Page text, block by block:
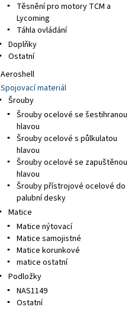
Těsnění pro motory TCM a
Lycoming
Táhla ovládání
Doplňky
Ostatní
Aeroshell
Spojovací materiál
Šrouby
Šrouby ocelové se šestihranou
hlavou
Šrouby ocelové s půlkulatou
hlavou
Šrouby ocelové se zapuštěnou
hlavou
Šrouby přístrojové ocelové do
palubní desky
Matice
Matice nýtovací
Matice samojistné
Matice korunkové
matice ostatní
Podložky
NAS1149
Ostatní